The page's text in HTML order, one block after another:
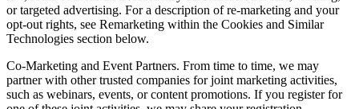
or targeted advertising. For a description of re-marketing and your
opt-out rights, see Remarketing within the Cookies and Similar
Technologies section below.
Co-Marketing and Event Partners. From time to time, we may
partner with other trusted companies for joint marketing activities,
such as webinars, events, or content promotions. If you register for